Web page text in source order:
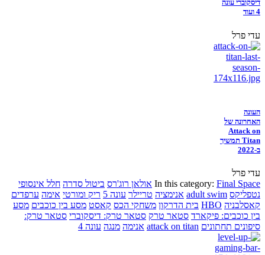
דיסקוברי עונה
4 ועוד
עדי פרל
העונה
האחרונה של
Attack on
Titan תמשיך
ב-2022
עדי פרל
In this category: Final Space אולאן רוג'רס ביטול סדרה חלל אינסופי
נטפליקס adult swim אנימציה טריילר עונה 5 ריק ומורטי אימה ערפדים
קאסלבניה HBO בית הדרקון משחקי הכס קאסט מסע בין כוכבים מסע
בין כוכבים: פיקארד סטאר טרק סטאר טרק: דיסקוברי סטאר טרק:
סיפונים תחתונים attack on titan אנימה מנגה עונה 4